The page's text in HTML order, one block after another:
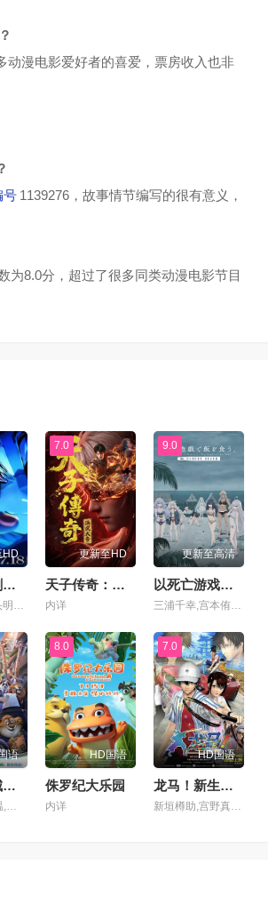
动漫电影爱好者的喜爱，票房收入也非
号 1139276，故事情节编写的很有意义，
为8.0分，超过了很多同类动漫电影节目
HD
鬼灭之刃剧场版无限城篇第一章猗窝座再来
花江夏树,鬼头明里,下野纮,松冈祯丞,上田丽奈,冈本信彦,樱井孝宏,小西克幸,河西健吾,早见沙织,花泽香菜,铃村健一,关智一,杉田智和,石田彰
7.0
更新至HD
天子传奇：洪武大帝
内详
9.0
更新至高清
以死亡游戏为生。44:CLOUDYBEACH
三浦千幸,宫本侑芽,永濑安奈,田村由香里,稻垣好,岛田爱野,明智璃子,远野光
语
疯狂动物城（电影版）
金妮弗·古德温,杰森·贝特曼,伊德瑞斯·艾尔巴,珍妮·斯蕾特,内特·托伦斯,邦妮·亨特,唐·雷克,汤米·钟,J·K·西蒙斯,奥克塔维亚·斯宾瑟,艾伦·图代克,夏奇拉,雷蒙德·S·佩尔西,德拉·萨巴,莫里斯·拉马奇,菲尔·约翰斯顿,约翰·迪·马吉欧,凯蒂·洛斯,吉塔·雷迪,杰西·科尔蒂,汤米·利斯特,乔希·达拉斯,瑞奇·摩尔,凯斯·索西,彼得·曼斯布里奇,拜伦·霍华德,杰拉德·布什,马克·史密斯,乔
8.0
HD国语
侏罗纪大乐园
内详
7.0
HD国语
龙马！新生网球王子国语
新垣樽助,宫野真守,细谷佳正,皆川纯子,杉本优,鸟海浩辅,高桥美佳子,杉田智和,村中知,松山鹰志,武内骏辅,置鲇龙太郎,诹访部顺一,竹内良太,织田优成,森山荣治,甲斐田幸